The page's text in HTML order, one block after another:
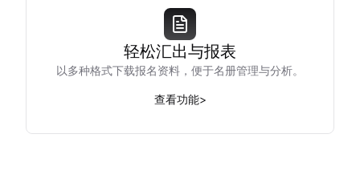
轻松汇出与报表
以多种格式下载报名资料，便于名册管理与分析。
查看功能>